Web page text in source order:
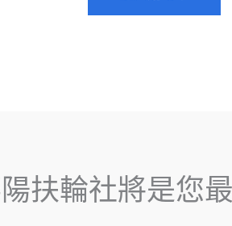
扶輪社將是您